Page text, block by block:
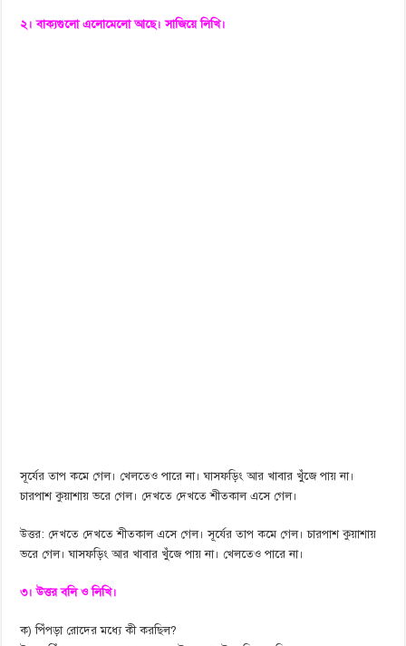
২। বাক্যগুলো এলোমেলো আছে। সাজিয়ে লিখি।
সূর্যের তাপ কমে গেল। খেলতেও পারে না। ঘাসফড়িং আর খাবার খুঁজে পায় না।
চারপাশ কুয়াশায় ভরে গেল। দেখতে দেখতে শীতকাল এসে গেল।
উত্তর: দেখতে দেখতে শীতকাল এসে গেল। সূর্যের তাপ কমে গেল। চারপাশ কুয়াশায়
ভরে গেল। ঘাসফড়িং আর খাবার খুঁজে পায় না। খেলতেও পারে না।
৩। উত্তর বলি ও লিখি।
ক) পিঁপড়া রোদের মধ্যে কী করছিল?